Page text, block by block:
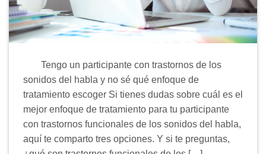
Tengo un participante con trastornos de los
sonidos del habla y no sé qué enfoque de
tratamiento escoger Si tienes dudas sobre cuál es el
mejor enfoque de tratamiento para tu participante
con trastornos funcionales de los sonidos del habla,
aquí te comparto tres opciones. Y si te preguntas,